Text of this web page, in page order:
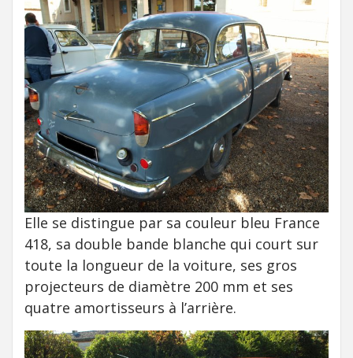
Elle se distingue par sa couleur bleu France
418, sa double bande blanche qui court sur
toute la longueur de la voiture, ses gros
projecteurs de diamètre 200 mm et ses
quatre amortisseurs à l’arrière.